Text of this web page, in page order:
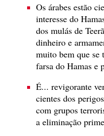
Os árabes estão
interesse do
dos mulás de
dinheiro e
muito bem que se
farsa do Hamas e
É... revigorante
cientes dos
com grupos
a eliminação